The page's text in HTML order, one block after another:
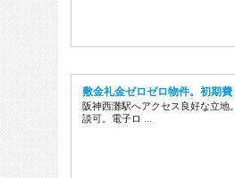
敷金礼金ゼロゼロ物件。初期
阪神西灘駅へアクセス良好な立地
談可。電子ロ …